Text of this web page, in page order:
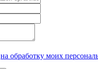
на обработку моих